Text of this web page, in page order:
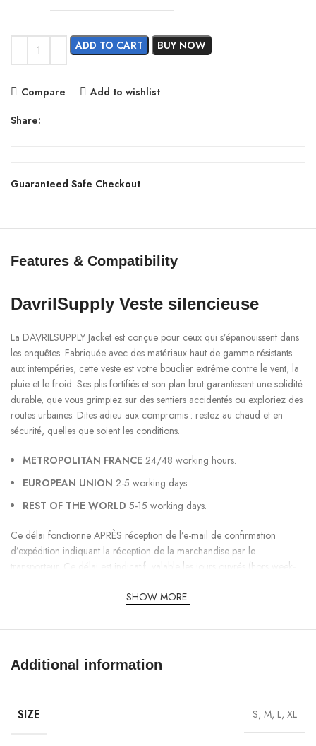
ADD TO CART BUY NOW
Compare Add to wishlist
Share:
Guaranteed Safe Checkout
Features & Compatibility
DavrilSupply Veste silencieuse
La DAVRILSUPPLY Jacket est conçue pour ceux qui s’épanouissent dans
les enquêtes. Fabriquée avec des matériaux haut de gamme résistants
aux intempéries, cette veste est votre bouclier extrême contre le vent, la
pluie et le froid. Ses plis fortifiés et son plan brut garantissent une solidité
durable, que vous grimpiez sur des sentiers accidentés ou exploriez des
routes urbaines. Dites adieu aux compromis : restez au chaud et en
sécurité, quelles que soient les conditions.
METROPOLITAN FRANCE 24/48 working hours.
EUROPEAN UNION 2-5 working days.
REST OF THE WORLD 5-15 working days.
Ce délai fonctionne APRÈS réception de l’e-mail de confirmation
d’expédition indiquant la réception de la marchandise par le
transporteur. Ce délai est indicatif, valable les jours ouvrés (hors week-
distingue DAVRILSUPPLY Jacket
Élevez votre garde-robe avec une veste qui allie une exécution de
accents à la mode. Des poches utilitaires dissimulées, des manches
mobiles et une capuche amovible offrent le summum du bon sens et de
SHOW MORE
Additional information
SIZE S, M, L, XL